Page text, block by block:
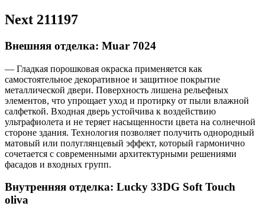
Next 211197
Внешняя отделка: Muar 7024
— Гладкая порошковая окраска применяется как
самостоятельное декоративное и защитное покрытие
металлической двери. Поверхность лишена рельефных
элементов, что упрощает уход и протирку от пыли влажной
салфеткой. Входная дверь устойчива к воздействию
ультрафиолета и не теряет насыщенности цвета на солнечной
стороне здания. Технология позволяет получить однородный
матовый или полуглянцевый эффект, который гармонично
сочетается с современными архитектурными решениями
фасадов и входных групп.
Внутренняя отделка: Lucky 33DG Soft Touch
oliva